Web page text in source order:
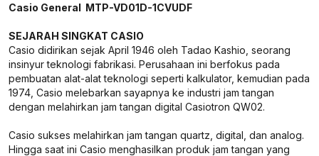
Casio General MTP-VD01D-1CVUDF
SEJARAH SINGKAT CASIO
Casio didirikan sejak April 1946 oleh Tadao Kashio, seorang
insinyur teknologi fabrikasi. Perusahaan ini berfokus pada
pembuatan alat-alat teknologi seperti kalkulator, kemudian pada
1974, Casio melebarkan sayapnya ke industri jam tangan
dengan melahirkan jam tangan digital Casiotron QW02.
Casio sukses melahirkan jam tangan quartz, digital, dan analog.
Hingga saat ini Casio menghasilkan produk jam tangan yang